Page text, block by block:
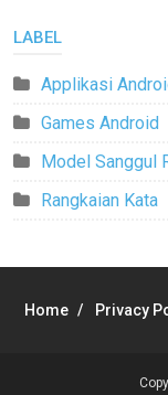
LABEL
Applikasi
Games Android
Model Sanggul
Rangkaian Kata
Home Privacy